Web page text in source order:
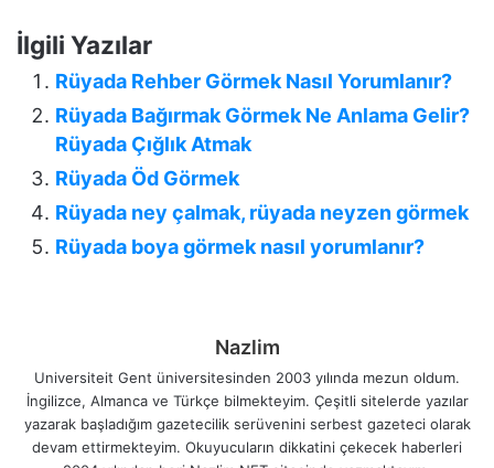
İlgili Yazılar
Rüyada Rehber Görmek Nasıl Yorumlanır?
Rüyada Bağırmak Görmek Ne Anlama Gelir?
Rüyada Çığlık Atmak
Rüyada Öd Görmek
Rüyada ney çalmak, rüyada neyzen görmek
Rüyada boya görmek nasıl yorumlanır?
Nazlim
Universiteit Gent üniversitesinden 2003 yılında mezun oldum.
İngilizce, Almanca ve Türkçe bilmekteyim. Çeşitli sitelerde yazılar
yazarak başladığım gazetecilik serüvenini serbest gazeteci olarak
devam ettirmekteyim. Okuyucuların dikkatini çekecek haberleri